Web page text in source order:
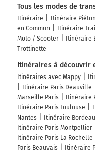
Tous les modes de
Itinéraire Itinéraire Piéton
en Commun
Itinéraire
Moto / Scooter
Itinéraire
Trottinette
Itinéraires à découvrir
Itinéraires avec Mappy
Itinéraire Paris Deauville
Marseille Paris
Itinéraire
Itinéraire Paris Toulouse
Nantes
Itinéraire
Itinéraire Paris Montpellier
Itinéraire Paris La Rochelle
Paris Beauvais
Itinéraire